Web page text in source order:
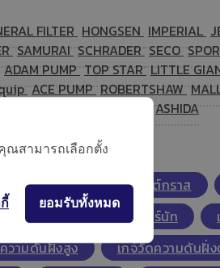
FILTER HONGSEN IMPERIAL
SAMURAI SCHRADER SECO
ADAM PUMP TOP STAR LITTLE
ACE PUMP ROBERTSHAW
ASHIDA
บอลวาล์ว ไซต์กราส
แฟร์นัท ไส้แกนแฟร์นัท
วามดันฝั่งสูง
เกจ์วัดความดันฝั่ง
ณสามารถเลือกตั้ง
ยอมรับทั้งหมด